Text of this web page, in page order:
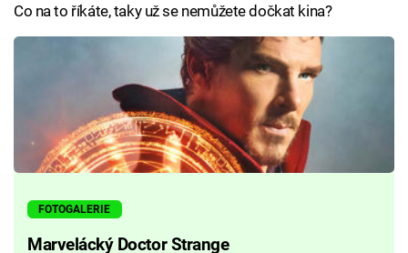
Co na to říkáte, taky už se nemůžete dočkat kina?
FOTOGALERIE
Marvelácký Doctor Strange